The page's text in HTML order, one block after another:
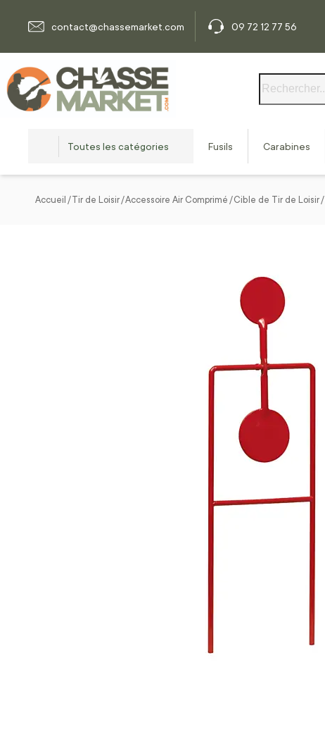
contact@chassemarket.com
09 72 12 77 56
Toutes les catégories Fusils Carabines
Accueil Tir de Loisir Accessoire Air Comprimé Cible de Tir de Loisir